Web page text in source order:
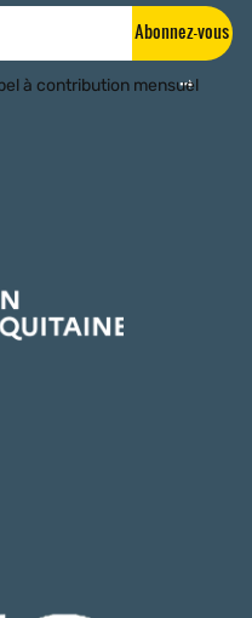
Abonnez-vous
à contribution mensuel